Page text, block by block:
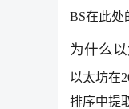
BS在此处
为什么
以太坊在
排序中提